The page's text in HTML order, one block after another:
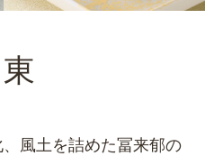
風土を詰めた冨来郁の